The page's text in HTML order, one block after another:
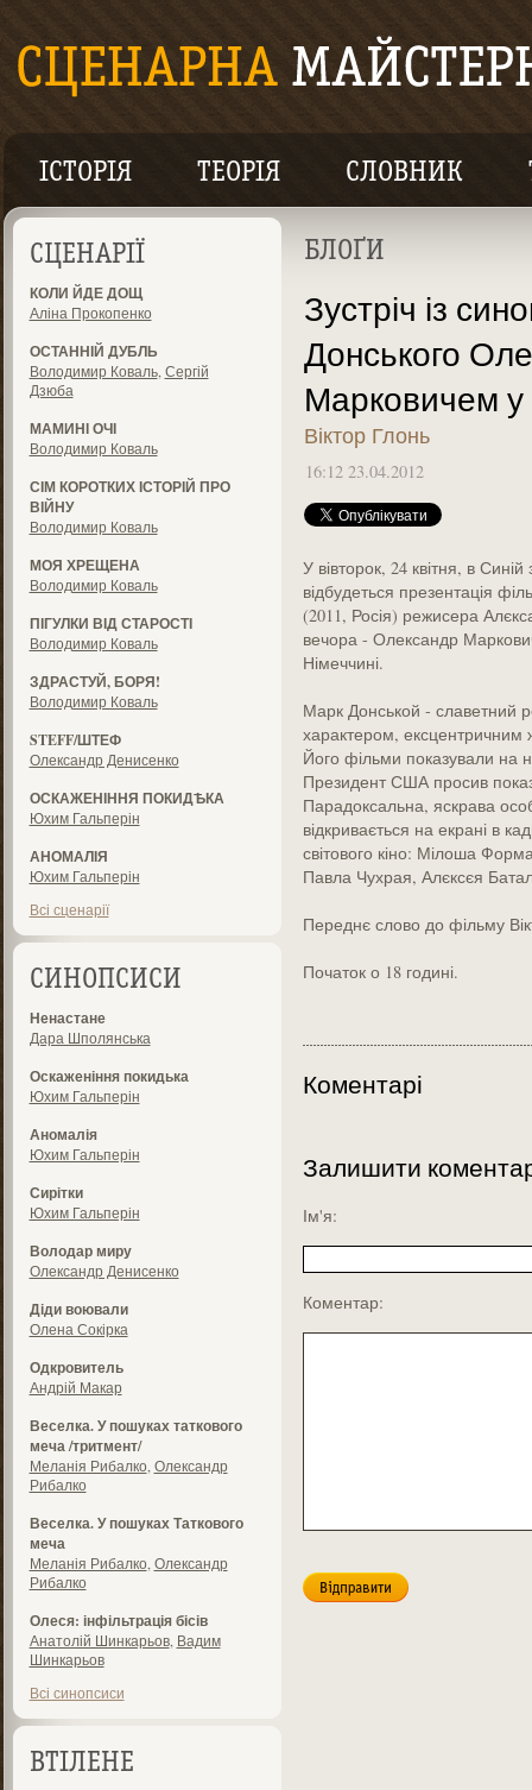
ІСТОРІЯ ТЕОРІЯ СЛОВНИК
СЦЕНАРІЇ
КОЛИ ЙДЕ ДОЩ
Аліна Прокопенко
ОСТАННІЙ ДУБЛЬ
Володимир Коваль, Сергій
Дзюба
МАМИНІ ОЧІ
Володимир Коваль
СІМ КОРОТКИХ ІСТОРІЙ ПРО
ВІЙНУ
Володимир Коваль
МОЯ ХРЕЩЕНА
Володимир Коваль
ПІГУЛКИ ВІД СТАРОСТІ
Володимир Коваль
ЗДРАСТУЙ, БОРЯ!
Володимир Коваль
STEFF/ШТЕФ
Олександр Денисенко
ОСКАЖЕНІННЯ ПОКИДѢКА
Юхим Гальперін
АНОМАЛІЯ
Юхим Гальперін
Всі сценарії
СИНОПСИСИ
Ненастане
Дара Шполянська
Оскаженіння покидька
Юхим Гальперін
Аномалія
Юхим Гальперін
Сирітки
Юхим Гальперін
Володар миру
Олександр Денисенко
Діди воювали
Олена Сокірка
Одкровитель
Андрій Макар
Веселка. У пошуках таткового
меча /тритмент/
Меланія Рибалко Олександр
Рибалко
Веселка. У пошуках Таткового
меча
Меланія Рибалко Олександр
Рибалко
Олеся: інфільтрація бісів
Анатолій Шинкарьов, Вадим
Шинкарьов
Всі синопсиси
ВТІЛЕНЕ
БЛОҐИ
Зустріч із
Донського
Марковичем у
Віктор Глонь
16:12 23.04.2012
У вівторок, 24 квітня, в
відбудеться презентація
(2011, Росія) режисера
вечора - Олександр
Німеччині.
Марк Донськой - славетний
характером, ексцентричним
Його фільми показували на
Президент США просив
Парадоксальна, яскрава
відкривається на екрані в
світового кіно: Мілоша
Павла Чухрая, Алєксєя
Переднє слово до фільму
Початок о 18 годині.
Коментарі
Залишити
Ім'я:
Коментар: